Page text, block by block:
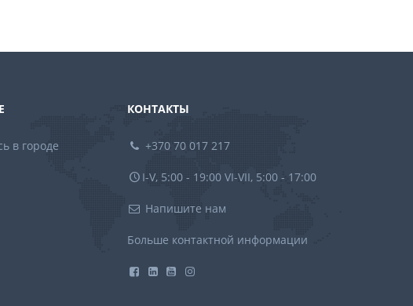
в городе
КОНТАКТЫ
+370 70 017 217
I-V, 5:00 - 19:00 VI-VII, 5:00 - 17:00
Напишите нам
Больше контактной информации